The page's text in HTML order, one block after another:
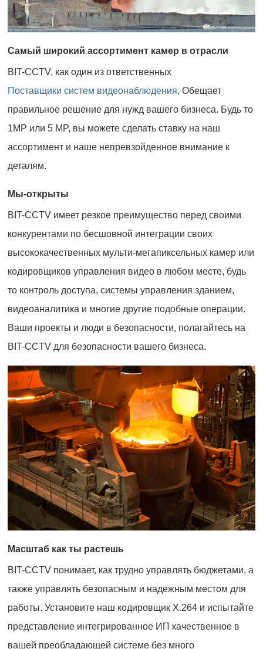
Самый широкий ассортимент камер в отрасли
BIT-CCTV, как один из ответственных
Поставщики систем видеонаблюдения, Обещает
правильное решение для нужд вашего бизнеса. Будь то
1MP или 5 MP, вы можете сделать ставку на наш
ассортимент и наше непревзойденное внимание к
деталям.
Мы-открыты
BIT-CCTV имеет резкое преимущество перед своими
конкурентами по бесшовной интеграции своих
высококачественных мульти-мегапиксельных камер или
кодировщиков управления видео в любом месте, будь
то контроль доступа, системы управления зданием,
видеоаналитика и многие другие подобные операции.
Ваши проекты и люди в безопасности, полагайтесь на
BIT-CCTV для безопасности вашего бизнеса.
Масштаб как ты растешь
BIT-CCTV понимает, как трудно управлять бюджетами, а
также управлять безопасным и надежным местом для
работы. Установите наш кодировщик Х.264 и испытайте
представление интегрированное ИП качественное в
вашей преобладающей системе без много